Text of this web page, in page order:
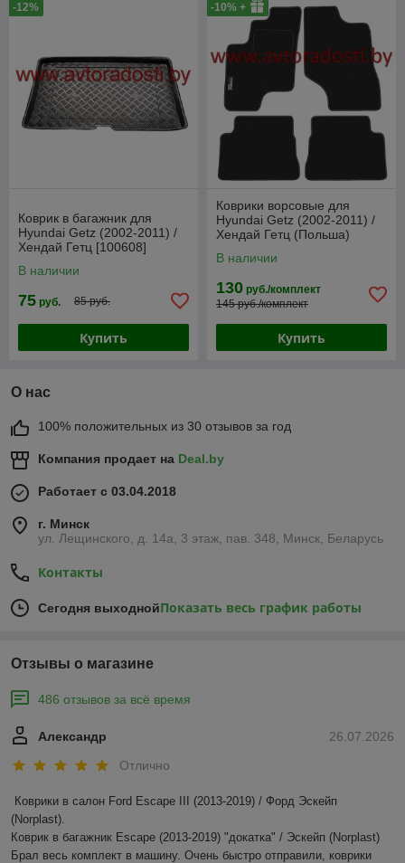
-12%
Коврик в багажник для
Hyundai Getz (2002-2011) /
Хендай Гетц [100608]
В наличии
75 руб. 85 руб.
Купить
-10% +
Коврики ворсовые для
Hyundai Getz (2002-2011) /
Хендай Гетц (Польша)
В наличии
130 руб./комплект
145 руб./комплект
Купить
О нас
100% положительных из 30 отзывов за год
Компания продает на Deal.by
Работает с 03.04.2018
г. Минск
ул. Лещинского, д. 14а, 3 этаж, пав. 348, Минск, Беларусь
Контакты
Сегодня выходнойПоказать весь график работы
Отзывы о магазине
486 отзывов за всё время
26.07.2026
Александр
Отлично
Коврики в салон Ford Escape III (2013-2019) / Форд Эскейп
(Norplast).
Коврик в багажник Escape (2013-2019) "докатка" / Эскейп (Norplast)
Брал весь комплект в машину. Очень быстро отправили, коврики